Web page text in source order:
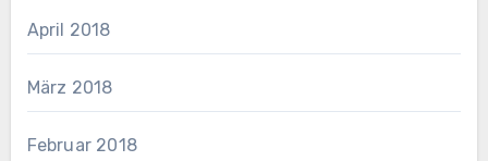
April 2018
März 2018
Februar 2018